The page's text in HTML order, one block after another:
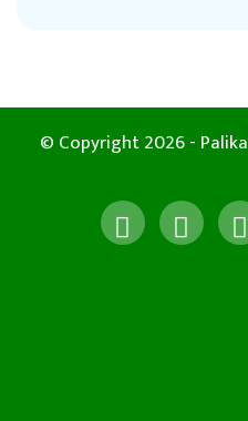
© Copyright 2026 -